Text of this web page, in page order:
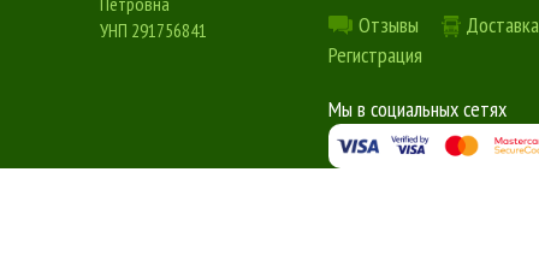
УНП 291756841
Отзывы
Регистрация
Мы в социальных сетях